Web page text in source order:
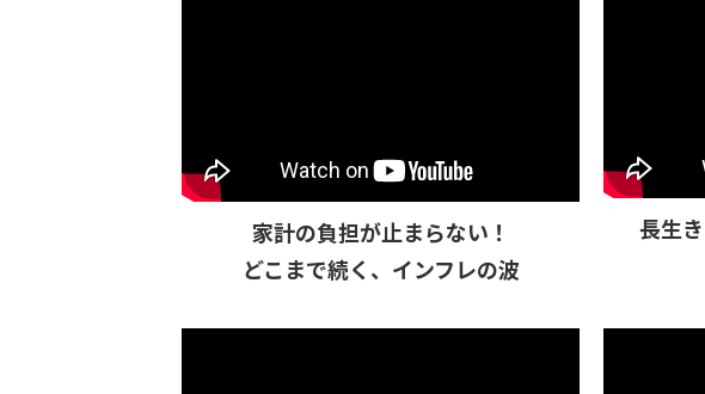
家計の負担が止まらない！
どこまで続く、インフレの波
長生